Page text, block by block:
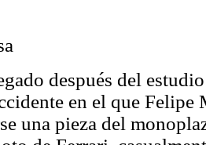
después del
en el que Felipe
una pieza del